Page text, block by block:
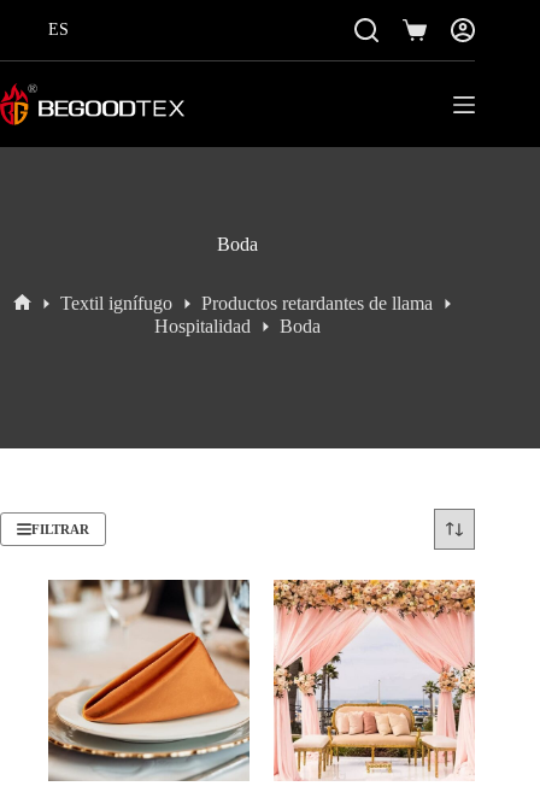
ES
Carro
de
compra
Boda
Textil ignífugo
Productos retardantes de llama
Hospitalidad
Boda
FILTRAR